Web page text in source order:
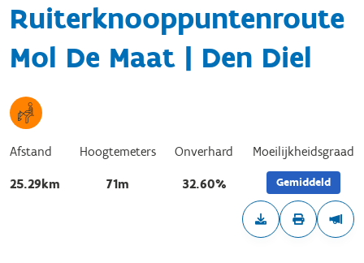
Ruiterknooppuntenroute
Mol De Maat | Den Diel
Afstand
25.29km
Hoogtemeters
71m
Onverhard
32.60%
Moeilijkheidsgraad
Gemiddeld